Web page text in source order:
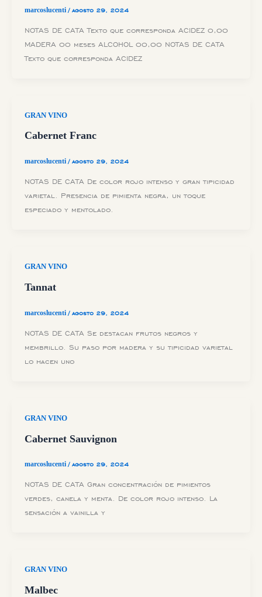
marcoslucenti / agosto 29, 2024
NOTAS DE CATA Texto que corresponda ACIDEZ 0,00
MADERA 00 meses ALCOHOL 00,00 NOTAS DE CATA
Texto que corresponda ACIDEZ
GRAN VINO
Cabernet Franc
marcoslucenti / agosto 29, 2024
NOTAS DE CATA De color rojo intenso y gran tipicidad
varietal. Presencia de pimienta negra, un toque
especiado y mentolado.
GRAN VINO
Tannat
marcoslucenti / agosto 29, 2024
NOTAS DE CATA Se destacan frutos negros y
membrillo. Su paso por madera y su tipicidad varietal
lo hacen uno
GRAN VINO
Cabernet Sauvignon
marcoslucenti / agosto 29, 2024
NOTAS DE CATA Gran concentración de pimientos
verdes, canela y menta. De color rojo intenso. La
sensación a vainilla y
GRAN VINO
Malbec